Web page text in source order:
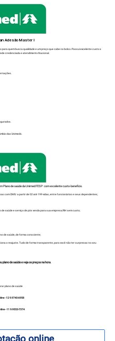
Adesão Master I
para quem busca qualidade e um preço que cabe no bolso. Possui excelente custo x
credenciada e atendimento Nacional.
das Unimeds.
Plano de saúde da Unimed FESP com excelente custo-benefício.
com CNPJ a partir de 02 até 199 vidas, entre funcionários e seus dependentes;
saúde e serviço de pós venda para sua empresa/RH sem custo;
de saúde, de forma consciente;
o reajuste. Tudo de forma transparente, para você não ter surpresas no seu
plano de saúde e veja os preços na hora.
plano de saúde
- 12 9.9740-6958
- 11 9.9553-7374